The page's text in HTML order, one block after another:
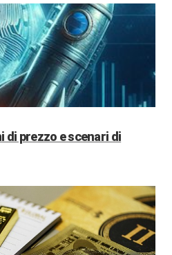
di prezzo e scenari di